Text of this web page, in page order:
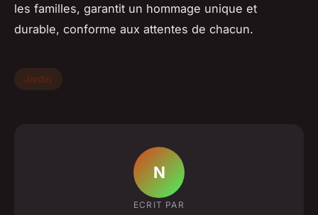
les familles, garantit un hommage unique et
durable, conforme aux attentes de chacun.
Jardin
N
ECRIT PAR